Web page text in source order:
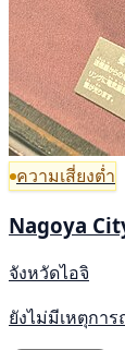
ความเสี่ยงต่ำ
Nagoya
จังหวัดไอจิ
ยังไม่มีเหตุกา